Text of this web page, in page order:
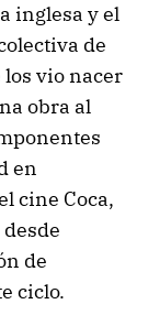
inglesa y el
de
los vio nacer
obra al
en
cine Coca,
de
ciclo.